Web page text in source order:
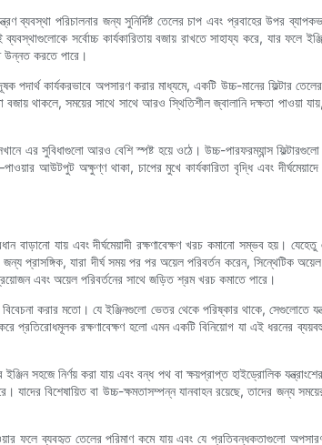
ব্যবস্থা পরিচালনার জন্য সুনির্দিষ্ট তেলের চাপ এবং প্রবাহের উপর
সর্বোচ্চ কার্যকারিতায় বজায় রাখতে সাহায্য করে, যার
উন্নত করতে পারে।
কার্যকরভাবে অপসারণ করার মাধ্যমে, একটি উচ্চ-মানের ফিল্টার
বজায় থাকলে, সময়ের সাথে সাথে আরও স্থিতিশীল জ্বালানি দক্ষতা পাওয়া
এর সুবিধাগুলো আরও বেশি স্পষ্ট হয়ে ওঠে। উচ্চ-পারফরম্যান্স
আউটপুট অক্ষুণ্ণ থাকা, চাপের মুখে কার্যকারিতা বৃদ্ধি এবং দীর্ঘমেয়াদে
বাড়ানো যায় এবং দীর্ঘমেয়াদী রক্ষণাবেক্ষণ খরচ কমানো সম্ভব হয়।
প্রাসঙ্গিক, যারা দীর্ঘ সময় পর পর অয়েল পরিবর্তন করেন, সিন্থেটিক
এবং অয়েল পরিবর্তনের সাথে জড়িত শ্রম খরচ কমাতে পারে।
বিবেচনা করার মতো। যে ইঞ্জিনগুলো ভেতর থেকে পরিষ্কার থাকে, সেগুলোতে
করে প্রতিরোধমূলক রক্ষণাবেক্ষণ হলো এমন একটি বিনিয়োগ যা এই ধরনের
সহজে নির্ণয় করা যায় এবং বন্ধ পথ বা ক্ষয়প্রাপ্ত হাইড্রোলিক
বিশেষায়িত বা উচ্চ-ক্ষমতাসম্পন্ন যানবাহন রয়েছে, তাদের জন্য
ফলে ব্যবহৃত তেলের পরিমাণ কমে যায় এবং যে প্রতিবন্ধকতাগুলো